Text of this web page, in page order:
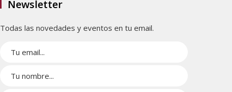
Newsletter
Todas las novedades y eventos en tu email.